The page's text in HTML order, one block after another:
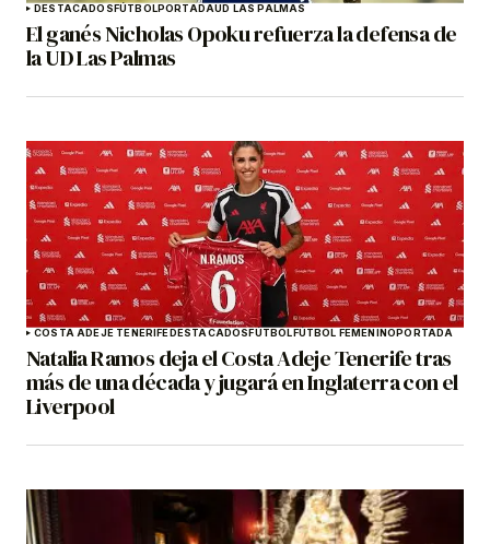
DESTACADOSFÚTBOLPORTADAUD LAS PALMAS
El ganés Nicholas Opoku refuerza la defensa de
la UD Las Palmas
COSTA ADEJE TENERIFEDESTACADOSFÚTBOLFÚTBOL FEMENINOPORTADA
Natalia Ramos deja el Costa Adeje Tenerife tras
más de una década y jugará en Inglaterra con el
Liverpool